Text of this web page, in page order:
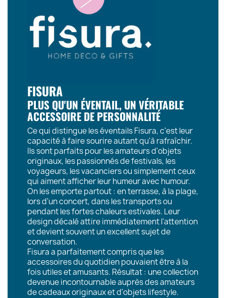
FISURA
PLUS QU'UN ÉVENTAIL, UN VÉRITABLE
ACCESSOIRE DE PERSONNALITÉ
Ce qui distingue les éventails Fisura, c'est leur
capacité à faire sourire autant qu'à rafraîchir.
Ils sont parfaits pour les amateurs d'objets
originaux, les passionnés de festivals, les
voyageurs, les vacanciers ou simplement ceux
qui aiment afficher leur humeur avec humour.
On les emporte partout : en terrasse, à la plage,
lors d'un concert, dans les transports ou
pendant les fortes chaleurs estivales. Leur
design décalé attire immédiatement l'attention
et devient souvent un excellent sujet de
conversation.
Fisura a parfaitement compris que les
accessoires du quotidien pouvaient être à la
fois utiles et amusants. Résultat : une collection
devenue incontournable auprès des amateurs
de cadeaux originaux et d'objets lifestyle.